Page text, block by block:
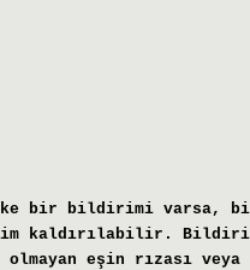
bir bildirimi varsa,
kaldırılabilir.
eşin rızası veya